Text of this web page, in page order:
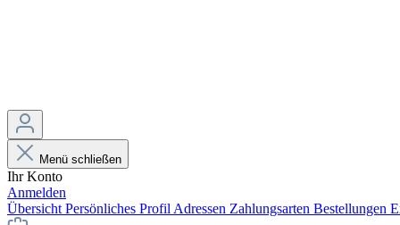
Menü schließen
Ihr Konto
Anmelden
Übersicht Persönliches Profil Adressen Zahlungsarten Bestellungen